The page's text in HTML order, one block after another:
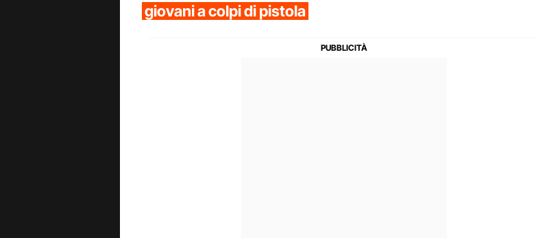
giovani a colpi di pistola